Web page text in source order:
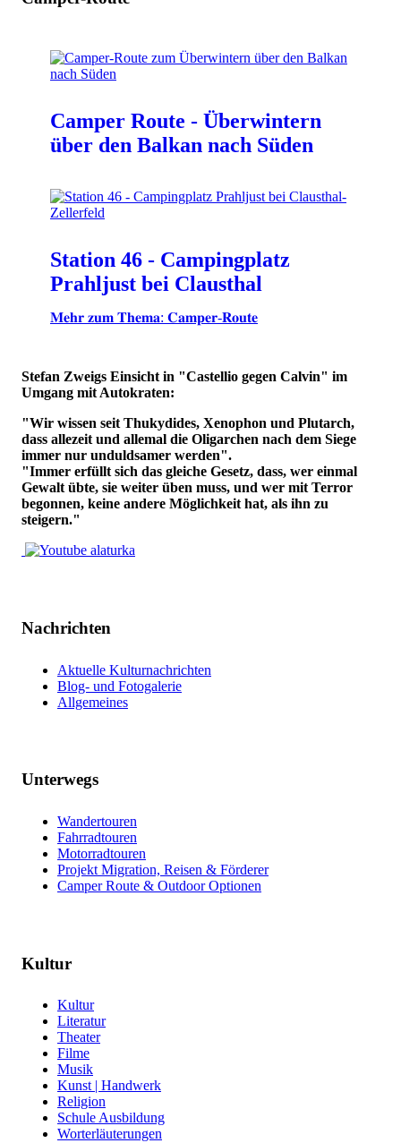
Camper Route - Überwintern
über den Balkan nach Süden
Station 46 - Campingplatz
Prahljust bei Clausthal
𝐌𝐞𝐡𝐫 𝐳𝐮𝐦 𝐓𝐡𝐞𝐦𝐚: 𝐂𝐚𝐦𝐩𝐞𝐫-𝐑𝐨𝐮𝐭𝐞
Stefan Zweigs Einsicht in "Castellio gegen Calvin" im
Umgang mit Autokraten:
"Wir wissen seit Thukydides, Xenophon und Plutarch,
dass allezeit und allemal die Oligarchen nach dem Siege
immer nur unduldsamer werden".
"Immer erfüllt sich das gleiche Gesetz, dass, wer einmal
Gewalt übte, sie weiter üben muss, und wer mit Terror
begonnen, keine andere Möglichkeit hat, als ihn zu
steigern."
Nachrichten
Aktuelle Kulturnachrichten
Blog- und Fotogalerie
Allgemeines
Unterwegs
Wandertouren
Fahrradtouren
Motorradtouren
Projekt Migration, Reisen & Förderer
Camper Route & Outdoor Optionen
Kultur
Kultur
Literatur
Theater
Filme
Musik
Kunst | Handwerk
Religion
Schule Ausbildung
Worterläuterungen